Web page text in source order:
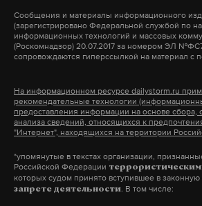
1942—1943 гг.», являющийся к
кандидатом на включение в
наследия ЮНЕСКО.
Скриншот © Daily Storm
обязывает. Он может собирать
собственному желанию
отчеты. Он их и пытается
только через счет в «Сбербанке»,
установить жертвователя, но и
никогда об этом не узнаем.
«У нас по закону партии и
Сообщения и материалы информационного
(зарегистрировано Федеральной службой по
информационных технологий и массовых
(Роскомнадзор) 20.07.2017 за номером ЭЛ
сопровождаются гиперссылкой на материал с
На информационном ресурсе dailystorm.ru
рекомендательные технологии
предоставления информации на основе сбора,
анализа сведений, относящихся к
"Интернет", находящихся на территории
*упомянутые в текстах организации,
Российской Федерации
которых судом принято вступившее в законную
запрете деятельности. В том числе: